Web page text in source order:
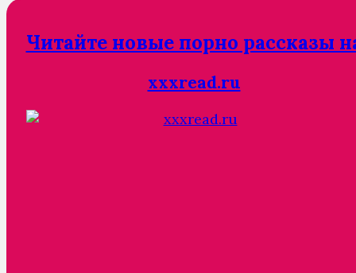
Читайте новые порно рассказы
xxxread.ru